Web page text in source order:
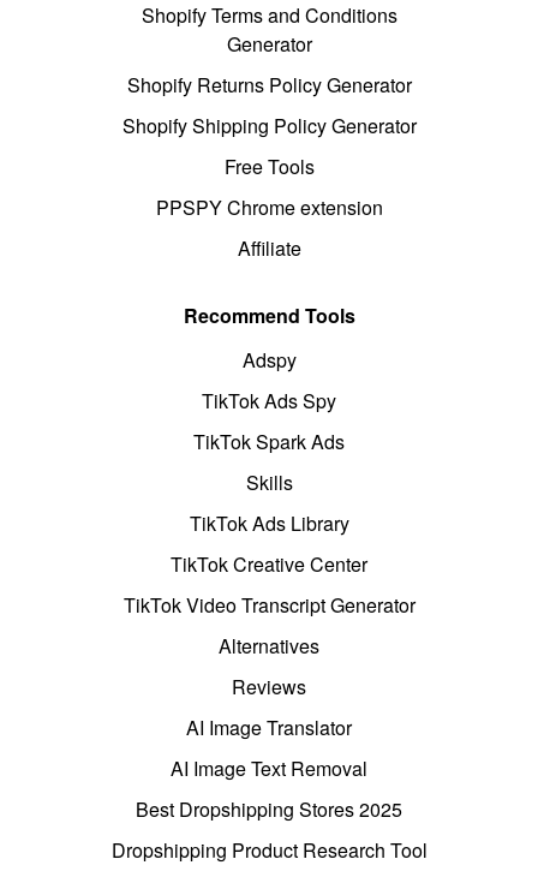
Shopify Terms and Conditions
Generator
Shopify Returns Policy Generator
Shopify Shipping Policy Generator
Free Tools
PPSPY Chrome extension
Affiliate
Recommend Tools
Adspy
TikTok Ads Spy
TikTok Spark Ads
Skills
TikTok Ads Library
TikTok Creative Center
TikTok Video Transcript Generator
Alternatives
Reviews
AI Image Translator
AI Image Text Removal
Best Dropshipping Stores 2025
Dropshipping Product Research Tool